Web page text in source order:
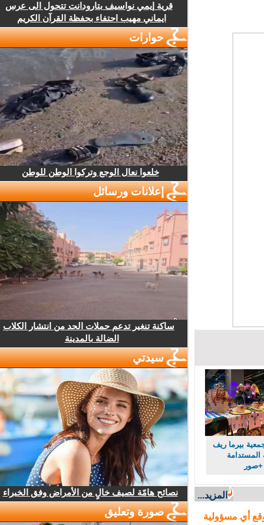
بيرما ريف
المزيد...
أي مسؤولية
قرية إيمي نواسيف بتارودانت تتحول الى عرس
ايماني مهيب احتفاء بحفظة القرآن الكريم
حوارات
خلعوا نعال الوجع وتركوا الوطن للوطن
إعلانات ورسائل
ساكنة تنغير تدعم حملات الحد من انتشار الكلاب
الضالة بالمدينة
سيدتي
نصائح هامّة لصيف خالٍ من الأمراض وفق الخبراء
صورة وتعليق